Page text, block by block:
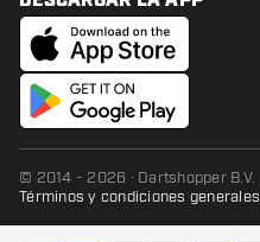
© 2014 - 2026 · Dartshopper B.V.
Términos y condiciones generales